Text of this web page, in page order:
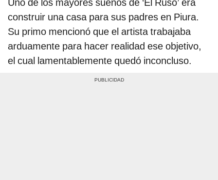
Uno de los mayores sueños de ‘El Ruso’ era
construir una casa para sus padres en Piura.
Su primo mencionó que el artista trabajaba
arduamente para hacer realidad ese objetivo,
el cual lamentablemente quedó inconcluso.